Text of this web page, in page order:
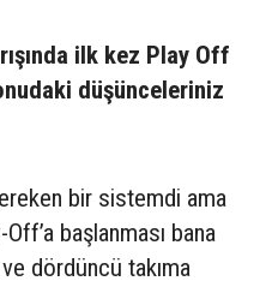
ilk kez Play Off
düşünceleriniz
bir sistemdi ama
başlanması bana
dördüncü takıma